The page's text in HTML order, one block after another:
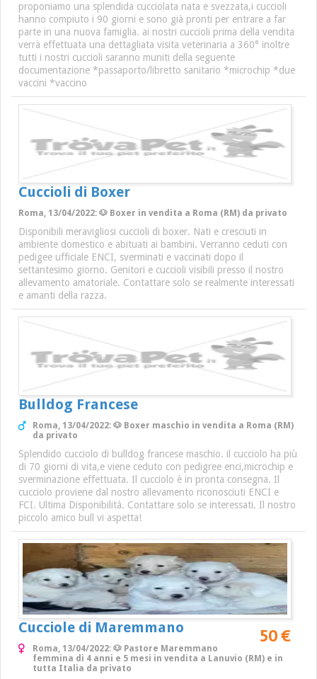
proponiamo una splendida cucciolata nata e svezzata,i cuccioli
hanno compiuto i 90 giorni e sono già pronti per entrare a far
parte in una nuova famiglia. ai nostri cuccioli prima della vendita
verrà effettuata una dettagliata visita veterinaria a 360° inoltre
tutti i nostri cuccioli saranno muniti della seguente
documentazione *passaporto/libretto sanitario *microchip *due
vaccini *vaccino
Cuccioli di Boxer
Roma, 13/04/2022: 🐶 Boxer in vendita a Roma (RM) da privato
Disponibili meravigliosi cuccioli di boxer. Nati e cresciuti in
ambiente domestico e abituati ai bambini. Verranno ceduti con
pedigee ufficiale ENCI, sverminati e vaccinati dopo il
settantesimo giorno. Genitori e cuccioli visibili presso il nostro
allevamento amatoriale. Contattare solo se realmente interessati
e amanti della razza.
Bulldog Francese
Roma, 13/04/2022: 🐶 Boxer maschio in vendita a Roma (RM)
da privato
Splendido cucciolo di bulldog francese maschio. il cucciolo ha più
di 70 giorni di vita,e viene ceduto con pedigree enci,microchip e
sverminazione effettuata. Il cucciolo è in pronta consegna. Il
cucciolo proviene dal nostro allevamento riconosciuti ENCI e
FCI. Ultima Disponibilità. Contattare solo se interessati. Il nostro
piccolo amico bull vi aspetta!
Cucciole di Maremmano 50 €
Roma, 13/04/2022: 🐶 Pastore Maremmano
femmina di 4 anni e 5 mesi in vendita a Lanuvio (RM) e in
tutta Italia da privato